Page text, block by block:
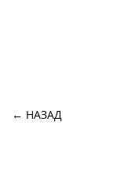
← НАЗАД